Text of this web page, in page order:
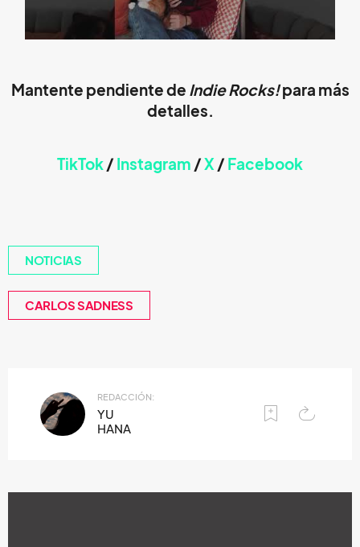
Mantente pendiente de Indie Rocks!para más
detalles.
TikTok/ Instagram /X / Facebook
NOTICIAS
CARLOS SADNESS
REDACCIÓN:
YU
HANA